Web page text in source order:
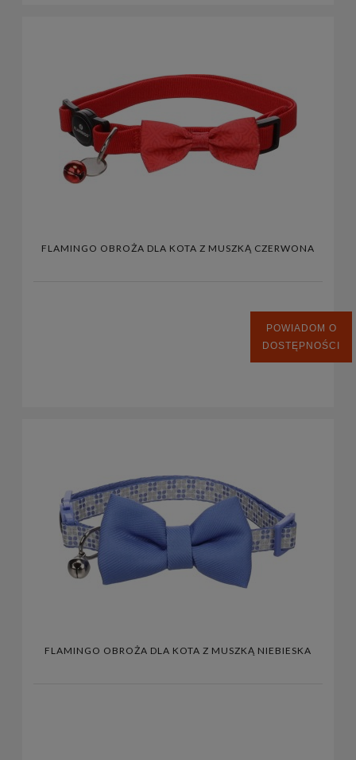
FLAMINGO OBROŻA DLA KOTA Z MUSZKĄ CZERWONA
POWIADOM O
DOSTĘPNOŚCI
FLAMINGO OBROŻA DLA KOTA Z MUSZKĄ NIEBIESKA